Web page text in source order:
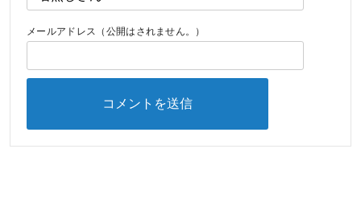
メールアドレス（公開はされません。）